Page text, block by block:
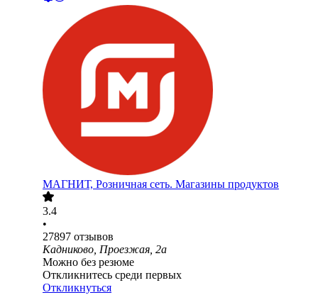
МАГНИТ, Розничная сеть. Магазины продуктов
3.4
•
27897 отзывов
Кадниково, Проезжая, 2а
Можно без резюме
Откликнитесь среди первых
Откликнуться